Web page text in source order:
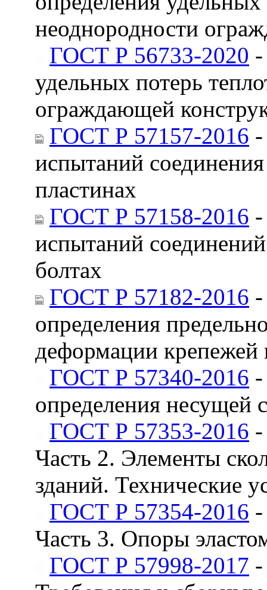
неоднородности
ГОСТ Р 56733-2020
удельных потерь
ограждающей
ГОСТ Р 57157-2016
испытаний
пластинах
ГОСТ Р 57158-2016
испытаний
болтах
ГОСТ Р 57182-2016
определения
деформации крепежей
ГОСТ Р 57340-2016
определения несущей
ГОСТ Р 57353-2016
Часть 2. Элементы
зданий. Технические
ГОСТ Р 57354-2016
Часть 3. Опоры
ГОСТ Р 57998-2017